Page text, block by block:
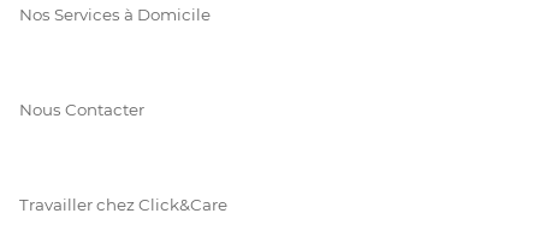
Nos Services à Domicile
Nous Contacter
Travailler chez Click&Care